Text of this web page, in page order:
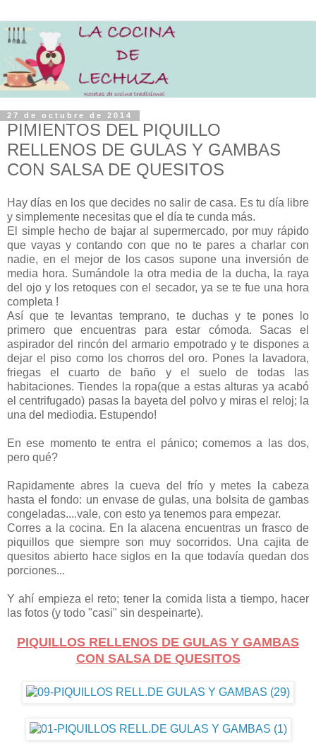
27 de octubre de 2014
PIMIENTOS DEL PIQUILLO
RELLENOS DE GULAS Y GAMBAS
CON SALSA DE QUESITOS
Hay días en los que decides no salir de casa. Es tu día libre
y simplemente necesitas que el día te cunda más.
El simple hecho de bajar al supermercado, por muy rápido
que vayas y contando con que no te pares a charlar con
nadie, en el mejor de los casos supone una inversión de
media hora. Sumándole la otra media de la ducha, la raya
del ojo y los retoques con el secador, ya se te fue una hora
completa !
Así que te levantas temprano, te duchas y te pones lo
primero que encuentras para estar cómoda. Sacas el
aspirador del rincón del armario empotrado y te dispones a
dejar el piso como los chorros del oro. Pones la lavadora,
friegas el cuarto de baño y el suelo de todas las
habitaciones. Tiendes la ropa(que a estas alturas ya acabó
el centrifugado) pasas la bayeta del polvo y miras el reloj; la
una del mediodia. Estupendo!
En ese momento te entra el pánico; comemos a las dos,
pero qué?
Rapidamente abres la cueva del frío y metes la cabeza
hasta el fondo: un envase de gulas, una bolsita de gambas
congeladas....vale, con esto ya tenemos para empezar.
Corres a la cocina. En la alacena encuentras un frasco de
piquillos que siempre son muy socorridos. Una cajita de
quesitos abierto hace siglos en la que todavía quedan dos
porciones...
Y ahí empieza el reto; tener la comida lista a tiempo, hacer
las fotos (y todo "casi" sin despeinarte).
PIQUILLOS RELLENOS DE GULAS Y GAMBAS
CON SALSA DE QUESITOS